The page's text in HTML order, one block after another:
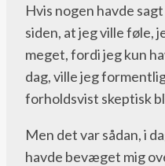
Hvis nogen havde
siden, at jeg ville føle,
meget, fordi jeg kun
dag, ville jeg
forholdsvist skeptisk
Men det var sådan, i
havde bevæget mig